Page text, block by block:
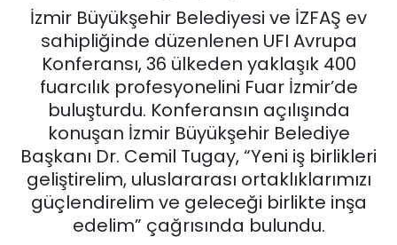
İzmir Büyükşehir Belediyesi ve İZFAŞ ev
sahipliğinde düzenlenen UFI Avrupa
Konferansı, 36 ülkeden yaklaşık 400
fuarcılık profesyonelini Fuar İzmir’de
buluşturdu. Konferansın açılışında
konuşan İzmir Büyükşehir Belediye
Başkanı Dr. Cemil Tugay, “Yeni iş birlikleri
geliştirelim, uluslararası ortaklıklarımızı
güçlendirelim ve geleceği birlikte inşa
edelim” çağrısında bulundu.
EKONOMİ
English News
GÜNCEL
KÜLTÜR SANAT
MAGAZİN
Son Dakika Haberleri
Haber Arşivi